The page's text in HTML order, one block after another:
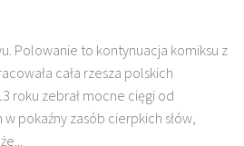
Polowanie to kontynuacja komiksu z
cała rzesza polskich
roku zebrał mocne cięgi od
pokaźny zasób cierpkich słów,